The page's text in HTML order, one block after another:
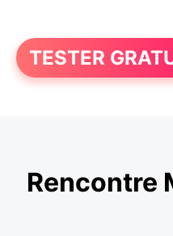
TESTER
Rencontre